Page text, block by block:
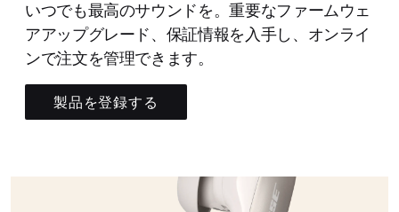
いつでも最高のサウンドを。重要なファームウェ
アアップグレード、保証情報を入手し、オンライ
ンで注文を管理できます。
製品を登録する